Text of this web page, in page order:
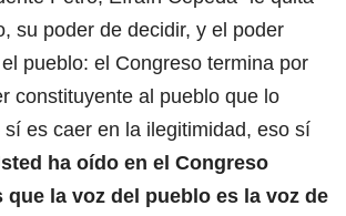
su poder de decidir, y el poder
pueblo: el Congreso termina por
constituyente al pueblo que lo
es caer en la ilegitimidad, eso sí
ha oído en el Congreso
que la voz del pueblo es la voz de